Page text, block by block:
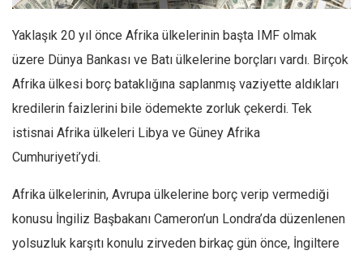
Kemal Özer
Mahmut Toptaş
Barış Tarımcıoğlu
Ömer Kayani
Hasanali Yıldırım
Leyla Şerif Emin
Yaklaşık 20 yıl önce Afrika ülkelerinin başta IMF olmak
üzere Dünya Bankası ve Batı ülkelerine borçları vardı. Birçok
Afrika ülkesi borç bataklığına saplanmış vaziyette aldıkları
kredilerin faizlerini bile ödemekte zorluk çekerdi. Tek
istisnai Afrika ülkeleri Libya ve Güney Afrika
Cumhuriyeti’ydi.
Afrika ülkelerinin, Avrupa ülkelerine borç verip vermediği
konusu İngiliz Başbakanı Cameron’un Londra’da düzenlenen
yolsuzluk karşıtı konulu zirveden birkaç gün önce, İngiltere